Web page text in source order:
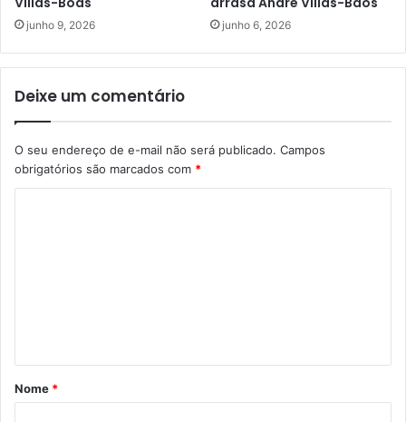
junho 9, 2026 junho 6, 2026
Deixe um comentário
O seu endereço de e-mail não será publicado. Campos
obrigatórios são marcados com *
á
r
Nome *